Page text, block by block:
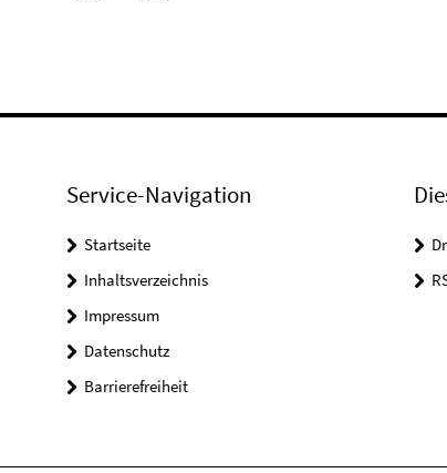
Service-Navigation
Startseite
Inhaltsverzeichnis
Impressum
Datenschutz
Barrierefreiheit